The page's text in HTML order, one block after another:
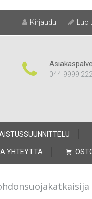
Kirjaudu Luo
044 9999 222
YHTEYTTÄ